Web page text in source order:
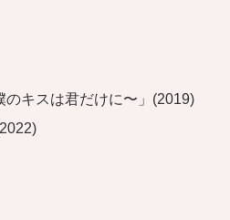
のキスは君だけに〜」(2019)